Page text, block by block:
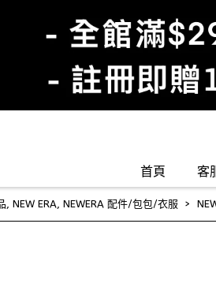
首頁 客
, NEW ERA, NEWERA 配件/包包/衣服